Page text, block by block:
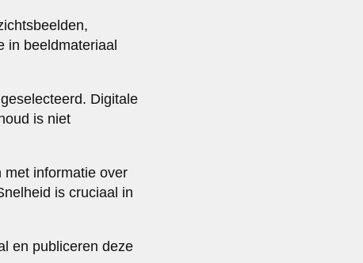
in beeldmateriaal
Digitale
is niet
met informatie over
is cruciaal in
en publiceren deze